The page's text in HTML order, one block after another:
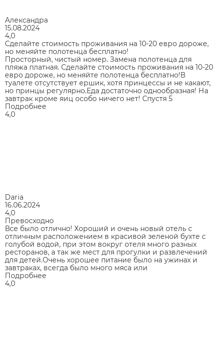
Александра
15.08.2024
4,0
Сделайте стоимость проживания на 10-20 евро дороже,
но меняйте полотенца бесплатно!
Просторный, чистый номер. Замена полотенца для
пляжа платная. Сделайте стоимость проживания на 10-20
евро дороже, но меняйте полотенца бесплатно!В
туалете отсутствует ершик, хотя принцессы и не какают,
но принцы регулярно.Еда достаточно однообразная! На
завтрак кроме яиц особо ничего нет! Спустя 5
Подробнее
4,0
Daria
16.06.2024
4,0
Превосходно
Все было отлично! Хороший и очень новый отель с
отличным расположением в красивой зеленой бухте с
голубой водой, при этом вокруг отеля много разных
ресторанов, а так же мест для прогулки и развлечений
для детей.Очень хорошее питание было на ужинах и
завтраках, всегда было много мяса или
Подробнее
4,0